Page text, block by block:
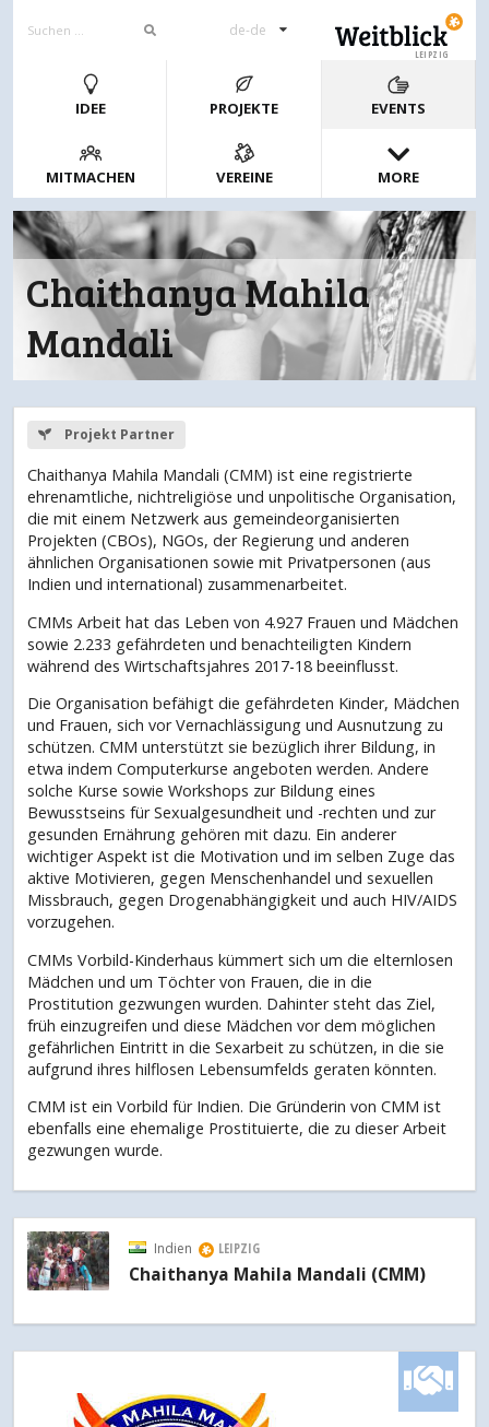
de-de
LEIPZIG
IDEE PROJEKTE EVENTS
MITMACHEN VEREINE MORE
Chaithanya Mahila
Mandali
Projekt Partner
Chaithanya Mahila Mandali (CMM) ist eine registrierte
ehrenamtliche, nichtreligiöse und unpolitische Organisation,
die mit einem Netzwerk aus gemeindeorganisierten
Projekten (CBOs), NGOs, der Regierung und anderen
ähnlichen Organisationen sowie mit Privatpersonen (aus
Indien und international) zusammenarbeitet.
CMMs Arbeit hat das Leben von 4.927 Frauen und Mädchen
sowie 2.233 gefährdeten und benachteiligten Kindern
während des Wirtschaftsjahres 2017-18 beeinflusst.
Die Organisation befähigt die gefährdeten Kinder, Mädchen
und Frauen, sich vor Vernachlässigung und Ausnutzung zu
schützen. CMM unterstützt sie bezüglich ihrer Bildung, in
etwa indem Computerkurse angeboten werden. Andere
solche Kurse sowie Workshops zur Bildung eines
Bewusstseins für Sexualgesundheit und -rechten und zur
gesunden Ernährung gehören mit dazu. Ein anderer
wichtiger Aspekt ist die Motivation und im selben Zuge das
aktive Motivieren, gegen Menschenhandel und sexuellen
Missbrauch, gegen Drogenabhängigkeit und auch HIV/AIDS
vorzugehen.
CMMs Vorbild-Kinderhaus kümmert sich um die elternlosen
Mädchen und um Töchter von Frauen, die in die
Prostitution gezwungen wurden. Dahinter steht das Ziel,
früh einzugreifen und diese Mädchen vor dem möglichen
gefährlichen Eintritt in die Sexarbeit zu schützen, in die sie
aufgrund ihres hilflosen Lebensumfelds geraten könnten.
CMM ist ein Vorbild für Indien. Die Gründerin von CMM ist
ebenfalls eine ehemalige Prostituierte, die zu dieser Arbeit
gezwungen wurde.
Indien LEIPZIG
Chaithanya Mahila Mandali (CMM)